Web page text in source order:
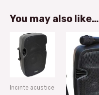
You may also like…
Incinte acustice